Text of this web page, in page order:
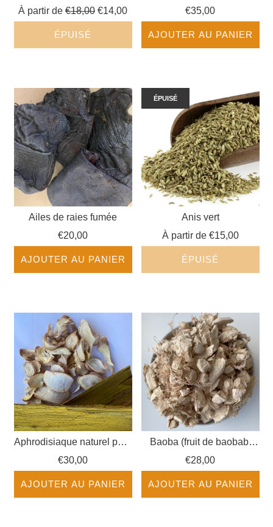
du Tetrapleura tetraptera
(coupé)
À partir de Prix
€18,00 €14,00
ÉPUISÉ
du Tetrapleura tetraptera
(coupé)
€35,00
AJOUTER AU PANIER
Ailes de raies fumée
€20,00
AJOUTER AU PANIER
ÉPUISÉ
Anis vert
À partir de €15,00
ÉPUISÉ
Aphrodisiaque naturel pour
elle + lui
€30,00
AJOUTER AU PANIER
Baoba (fruit de baobab,
pain de singe) en poudre
€28,00
AJOUTER AU PANIER